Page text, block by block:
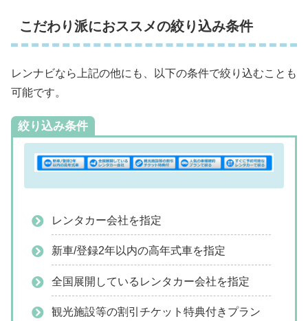
こだわり派におススメの絞り込み条件
レンナビなら上記の他にも、以下の条件で絞り込むことも
可能です。
絞り込み条件
レンタカー会社を指定
新車/登録2年以内の高年式車を指定
全国展開しているレンタカー会社を指定
観光施設等の割引チケット特典付きプラン